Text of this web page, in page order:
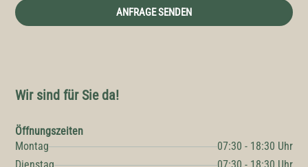
ANFRAGE SENDEN
Wir sind für Sie da!
Öffnungszeiten
Montag
07:30 - 18:30 Uhr